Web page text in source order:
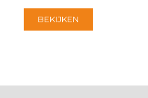
BEKIJKEN